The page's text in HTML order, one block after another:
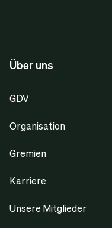
Über uns
GDV
Organisation
Gremien
Karriere
Unsere Mitglieder